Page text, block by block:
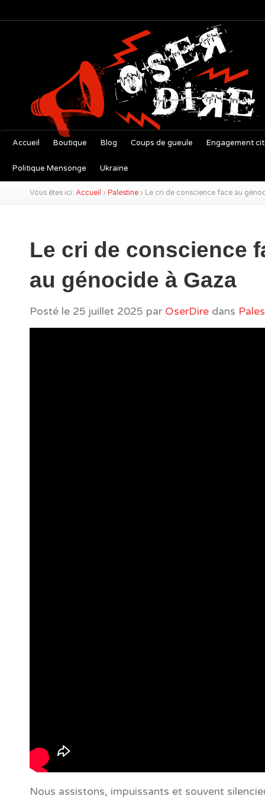
Accueil Boutique Blog Coups de gueule Engagement
Politique Mensonge Ukraine
Vous êtes ici: Accueil › Palestine › Le cri de conscience face au
Le cri de conscience
au génocide à Gaza
Posté le 25 juillet 2025 par OserDire dans
Nous assistons, impuissants et souvent